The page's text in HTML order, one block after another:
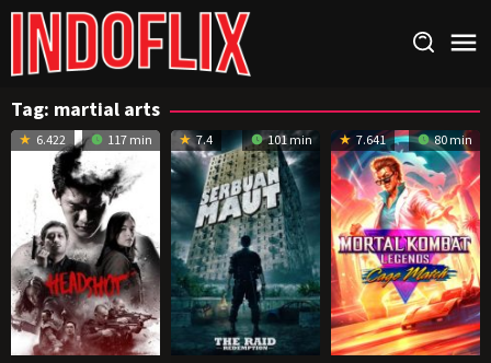
Loncat
konten
Tag: martial arts
6.422 117 min 7.4 101 min 7.641 80 min